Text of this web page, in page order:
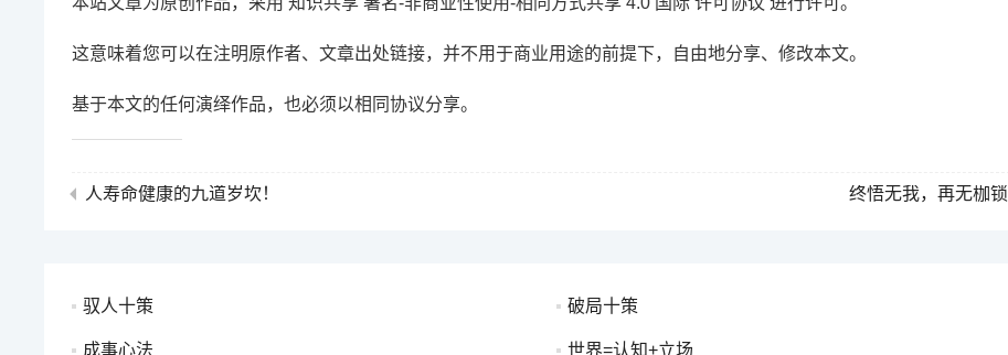
这意味着您可以在注明原作者、文章出处链接，并不用于商业用途的前提下，自由地分享、修改本文。
基于本文的任何演绎作品，也必须以相同协议分享。
人寿命健康的九道岁坎！ 终悟无我，再无枷锁
驭人十策 破局十策
成事心法 世界=认知+立场